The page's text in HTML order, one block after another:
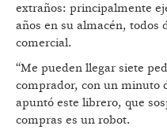
extraños: principalmente
años en su almacén, todos
comercial.
“Me pueden llegar siete
comprador, con un minuto
apuntó este librero, que
compras es un robot.